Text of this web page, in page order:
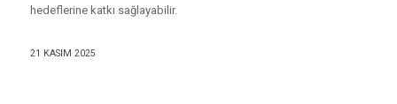
hedeflerine katkı sağlayabilir.
21 KASIM 2025